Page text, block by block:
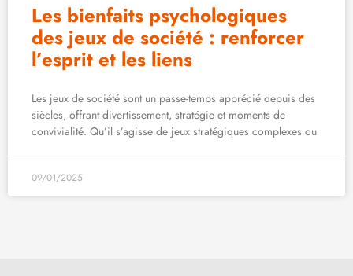
Les bienfaits psychologiques
des jeux de société : renforcer
l’esprit et les liens
Les jeux de société sont un passe-temps apprécié depuis des
siècles, offrant divertissement, stratégie et moments de
convivialité. Qu’il s’agisse de jeux stratégiques complexes ou
09/01/2025